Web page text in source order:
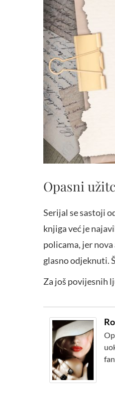
Opasni
Serijal se sastoji
knjiga već je
policama, jer
glasno odjeknuti.
Za još povijesnih